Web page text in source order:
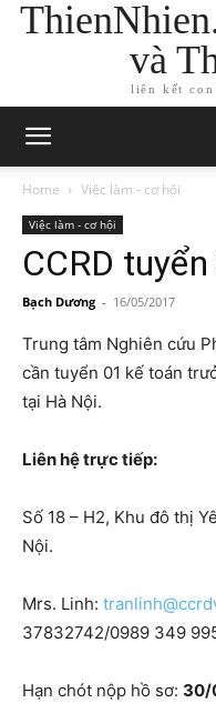
và
liên kết
Home Việc làm - cơ hội
Việc làm - cơ hội
CCRD
Bạch Dương - 16/05/2017
Trung tâm Nghiên cứu
cần tuyển 01 kế toán
tại Hà Nội.
Liên hệ trực tiếp:
Số 18 – H2, Khu đô thị
Nội.
Mrs. Linh:
37832742/0989 349
Hạn chót nộp hồ sơ: 30/